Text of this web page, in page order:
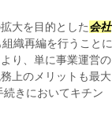
大を目的とした会社
織再編を行うことに
り、単に事業運営の
上のメリットも最大
きにおいてキチン